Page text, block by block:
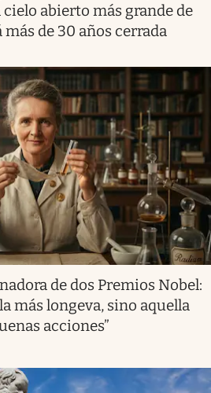
abierto más grande de
de 30 años cerrada
de dos Premios Nobel:
más longeva, sino aquella
acciones”